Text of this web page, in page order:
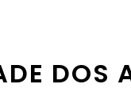
DOS